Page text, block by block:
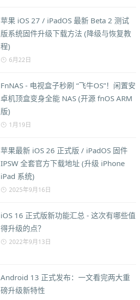
苹果 iOS 27 / iPadOS 最新 Beta 2 测试
版系统固件升级下载方法 (降级与恢复教
程)
6月22日
FnNAS - 电视盒子秒刷 “飞牛OS”！闲置安
卓机顶盒变身全能 NAS (开源 fnOS ARM
版)
1月19日
苹果最新 iOS 26 正式版 / iPadOS 固件
IPSW 全套官方下载地址 (升级 iPhone
iPad 系统)
2025年9月16日
iOS 16 正式版新功能汇总 - 这次有哪些值
得升级的点？
2022年9月13日
Android 13 正式发布：一文看完两大重
磅升级新特性